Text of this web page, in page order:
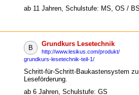
ab 11 Jahren, Schulstufe: MS, OS /
B
Grundkurs Lesetechnik
http://www.lesikus.com/produkt/
grundkurs-lesetechnik-teil-1/
Schritt-für-Schritt-Baukastensystem
Leseförderung.
ab 6 Jahren, Schulstufe: GS